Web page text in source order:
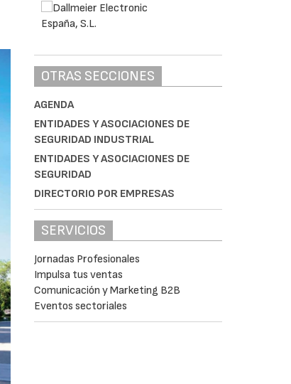
OTRAS SECCIONES
AGENDA
ENTIDADES Y ASOCIACIONES DE
SEGURIDAD INDUSTRIAL
ENTIDADES Y ASOCIACIONES DE
SEGURIDAD
DIRECTORIO POR EMPRESAS
SERVICIOS
Jornadas Profesionales
Impulsa tus ventas
Comunicación y Marketing B2B
Eventos sectoriales